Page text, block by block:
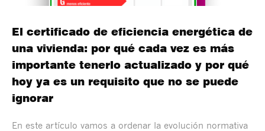
El certificado de eficiencia energética de
una vivienda: por qué cada vez es más
importante tenerlo actualizado y por qué
hoy ya es un requisito que no se puede
ignorar
En este artículo vamos a ordenar la evolución normativa